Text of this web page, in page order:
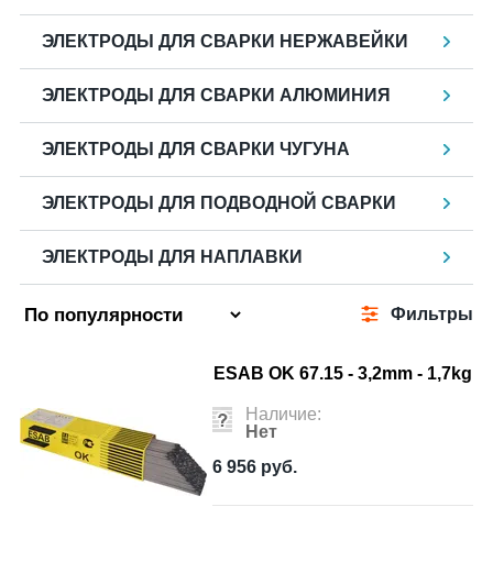
ЭЛЕКТРОДЫ ДЛЯ СВАРКИ НЕРЖАВЕЙКИ
ЭЛЕКТРОДЫ ДЛЯ СВАРКИ АЛЮМИНИЯ
ЭЛЕКТРОДЫ ДЛЯ СВАРКИ ЧУГУНА
ЭЛЕКТРОДЫ ДЛЯ ПОДВОДНОЙ СВАРКИ
ЭЛЕКТРОДЫ ДЛЯ НАПЛАВКИ
Фильтры
ESAB OK 67.15 - 3,2mm - 1,7kg
Наличие:
Нет
6 956 руб.